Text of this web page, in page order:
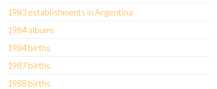
1983 establishments in Argentina
1984 albums
1984 births
1987 births
1988 births